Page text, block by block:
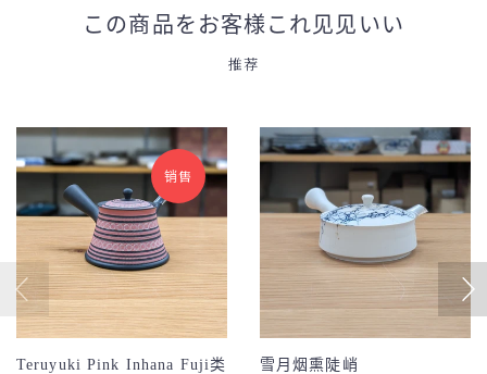
この商品をお客様これ见见いい
推荐
雪月烟熏陡峭 雪月烟熏陡峭